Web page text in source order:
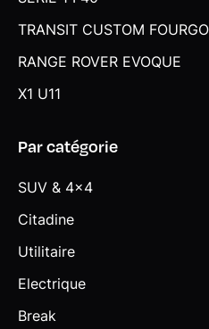
TRANSIT CUSTOM
RANGE ROVER EVOQUE
X1 U11
Par catégorie
SUV & 4x4
Citadine
Utilitaire
Electrique
Break